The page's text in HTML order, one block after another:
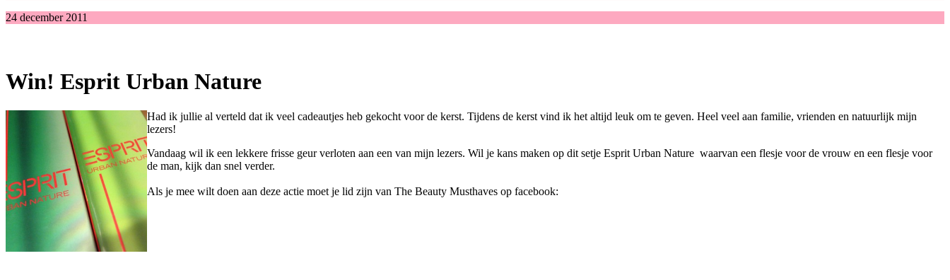
24 december 2011
Win! Esprit Urban Nature
Had ik jullie al verteld dat ik veel cadeautjes heb gekocht voor de kerst. Tijdens de kerst vind ik het altijd leuk om te geven. Heel veel aan familie, vrienden en natuurlijk mijn
lezers!
Vandaag wil ik een lekkere frisse geur verloten aan een van mijn lezers. Wil je kans maken op dit setje Esprit Urban Nature waarvan een flesje voor de vrouw en een flesje voor
de man, kijk dan snel verder.
Als je mee wilt doen aan deze actie moet je lid zijn van The Beauty Musthaves op facebook: